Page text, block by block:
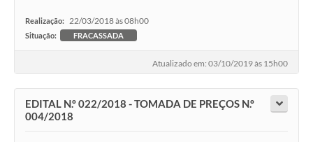
Realização: 22/03/2018 às 08h00
Situação: FRACASSADA
Atualizado em: 03/10/2019 às 15h00
EDITAL N.º 022/2018 - TOMADA DE PREÇOS N.º
004/2018